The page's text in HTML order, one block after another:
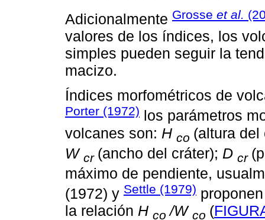
Adicionalmente Grosse et al.
valores de los índices, los
simples pueden seguir la
macizo.
Índices morfométricos de
Porter (1972) los parámetros
volcanes son: H co (altura
W cr (ancho del cráter); D cr
máximo de pendiente,
(1972) y Settle (1979)
la relación H co /W co (